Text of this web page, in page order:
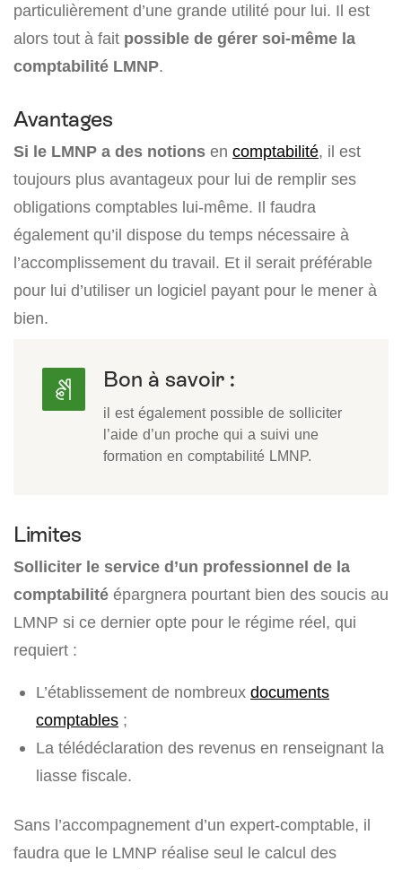
particulièrement d’une grande utilité pour lui. Il est
alors tout à fait possible de gérer soi-même la
comptabilité LMNP.
Avantages
Si le LMNP a des notions en comptabilité, il est
toujours plus avantageux pour lui de remplir ses
obligations comptables lui-même. Il faudra
également qu’il dispose du temps nécessaire à
l’accomplissement du travail. Et il serait préférable
pour lui d’utiliser un logiciel payant pour le mener à
bien.
Bon à savoir :
il est également possible de solliciter
l’aide d’un proche qui a suivi une
formation en comptabilité LMNP.
Limites
Solliciter le service d’un professionnel de la
comptabilité épargnera pourtant bien des soucis au
LMNP si ce dernier opte pour le régime réel, qui
requiert :
L’établissement de nombreux documents
comptables ;
La télédéclaration des revenus en renseignant la
liasse fiscale.
Sans l’accompagnement d’un expert-comptable, il
faudra que le LMNP réalise seul le calcul des